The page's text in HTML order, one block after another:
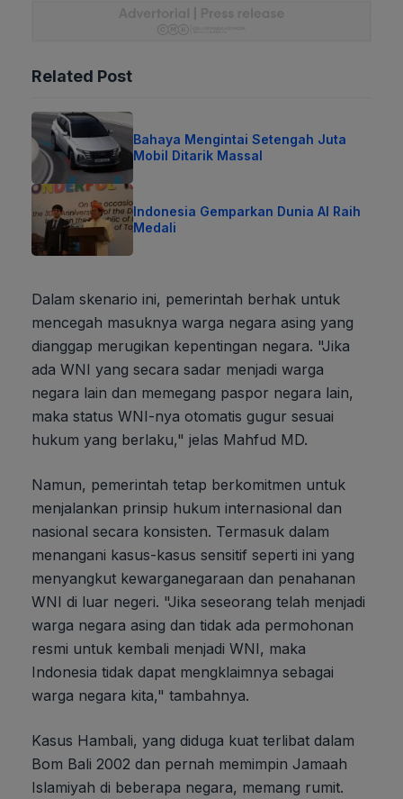
Related Post
Bahaya Mengintai Setengah Juta
Mobil Ditarik Massal
Indonesia Gemparkan Dunia AI Raih
Medali
Dalam skenario ini, pemerintah berhak untuk
mencegah masuknya warga negara asing yang
dianggap merugikan kepentingan negara. "Jika
ada WNI yang secara sadar menjadi warga
negara lain dan memegang paspor negara lain,
maka status WNI-nya otomatis gugur sesuai
hukum yang berlaku," jelas Mahfud MD.
Namun, pemerintah tetap berkomitmen untuk
menjalankan prinsip hukum internasional dan
nasional secara konsisten. Termasuk dalam
menangani kasus-kasus sensitif seperti ini yang
menyangkut kewarganegaraan dan penahanan
WNI di luar negeri. "Jika seseorang telah menjadi
warga negara asing dan tidak ada permohonan
resmi untuk kembali menjadi WNI, maka
Indonesia tidak dapat mengklaimnya sebagai
warga negara kita," tambahnya.
Kasus Hambali, yang diduga kuat terlibat dalam
Bom Bali 2002 dan pernah memimpin Jamaah
Islamiyah di beberapa negara, memang rumit.